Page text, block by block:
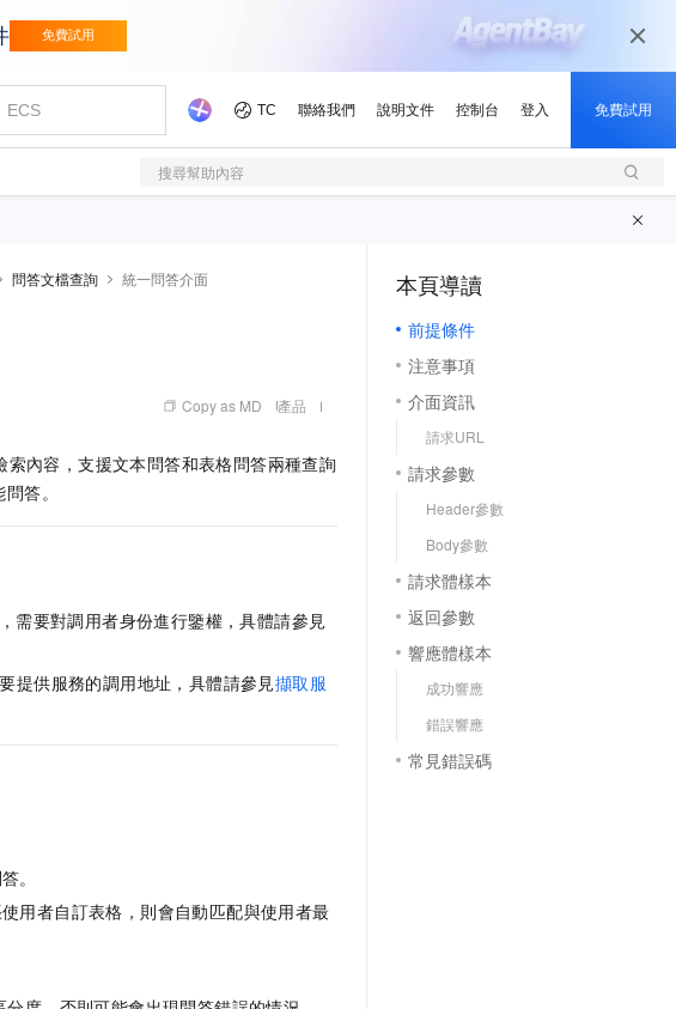
搜尋幫助內容
問答文檔查詢 統一問答介面
Copy as MD 產品
內容，支援文本問答和表格問答兩種查詢
答。
需要對調用者身份進行鑒權，具體請參見
提供服務的調用地址，具體請參見擷取服
。
用者自訂表格，則會自動匹配與使用者最
本頁導讀
前提條件
注意事項
介面資訊
請求URL
請求參數
Header參數
Body參數
請求體樣本
返回參數
響應體樣本
成功響應
錯誤響應
常見錯誤碼